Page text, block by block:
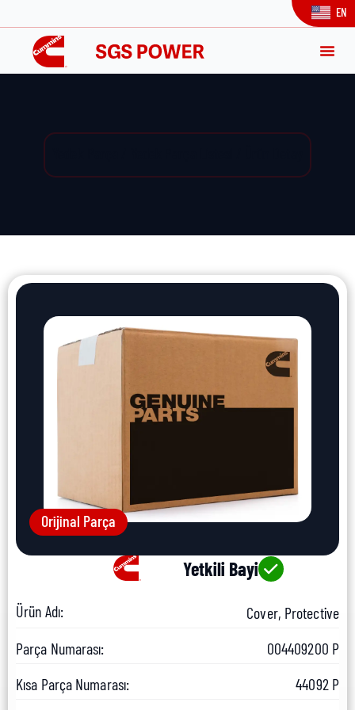
EN
Orijinal Parça
Yetkili Bayi
Ürün Adı:
Cover, Protective
Parça Numarası:
004409200 P
Kısa Parça Numarası:
44092 P